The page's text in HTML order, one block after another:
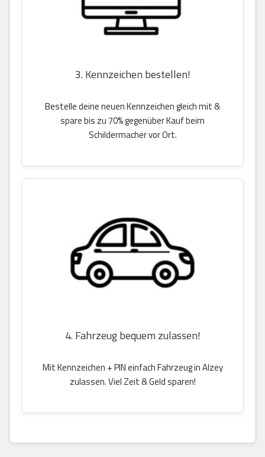
3. Kennzeichen bestellen!
Bestelle deine neuen Kennzeichen gleich mit &
spare bis zu 70% gegenüber Kauf beim
Schildermacher vor Ort.
4. Fahrzeug bequem zulassen!
Mit Kennzeichen + PIN einfach Fahrzeug in Alzey
zulassen. Viel Zeit & Geld sparen!